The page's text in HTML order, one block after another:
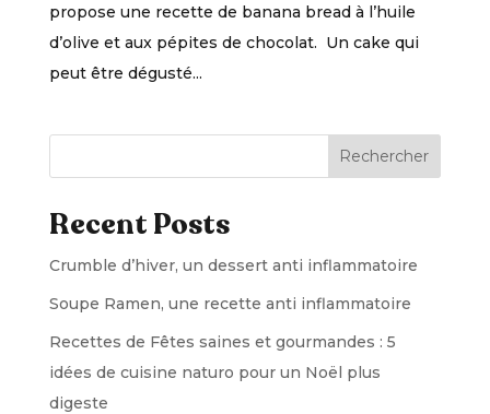
propose une recette de banana bread à l’huile
d’olive et aux pépites de chocolat. Un cake qui
peut être dégusté...
Rechercher
Recent Posts
Crumble d’hiver, un dessert anti inflammatoire
Soupe Ramen, une recette anti inflammatoire
Recettes de Fêtes saines et gourmandes : 5
idées de cuisine naturo pour un Noël plus
digeste